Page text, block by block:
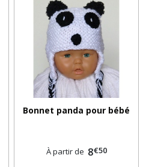
Bonnet panda pour bébé
À partir de 8€50